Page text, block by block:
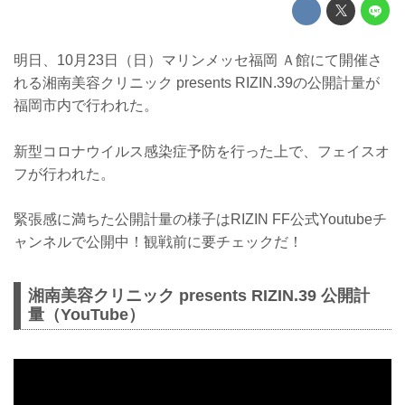
明日、10月23日（日）マリンメッセ福岡 Ａ館にて開催さ
れる湘南美容クリニック presents RIZIN.39の公開計量が
福岡市内で行われた。
新型コロナウイルス感染症予防を行った上で、フェイスオ
フが行われた。
緊張感に満ちた公開計量の様子はRIZIN FF公式Youtubeチ
ャンネルで公開中！観戦前に要チェックだ！
湘南美容クリニック presents RIZIN.39 公開計
量（YouTube）